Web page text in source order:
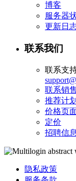
博客
服务器
更新日
联系我们
联系支
联系销
推荐计划
价格页
定价
招聘信息
隐私政策